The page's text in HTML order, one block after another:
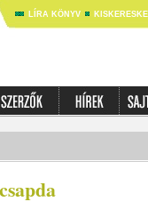
LÍRA KÖNYV